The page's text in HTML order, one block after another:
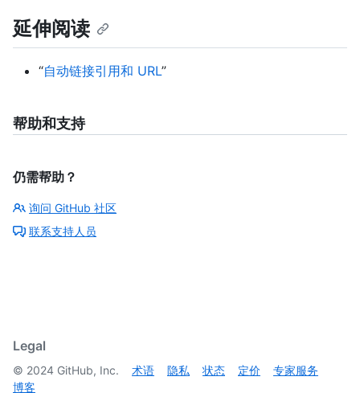
延伸阅读
“自动链接引用和 URL”
帮助和支持
仍需帮助？
询问 GitHub 社区
联系支持人员
Legal
© 2024 GitHub, Inc. 术语 隐私 状态 定价
专家服务
博客